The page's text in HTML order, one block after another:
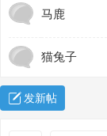
马鹿
猫兔子
发新帖